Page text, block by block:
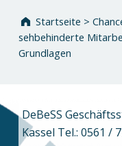
Startseite >
sehbehinderte
Grundlagen
DeBeSS
Kassel Tel.: 0561 /